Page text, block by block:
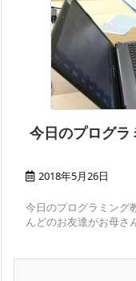
今日のプログラ
2018年5月26日
今日のプログラミング
んどのお友達がお母さ